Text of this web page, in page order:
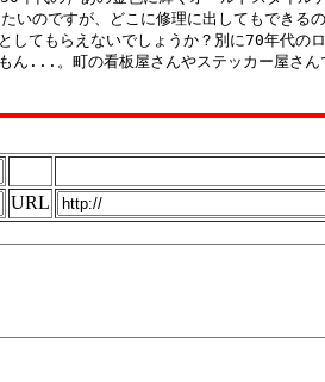
いのですが、どこに修理に出してもできるの
してもらえないでしょうか？別に70年代の
ん...。町の看板屋さんやステッカー屋さん
URL